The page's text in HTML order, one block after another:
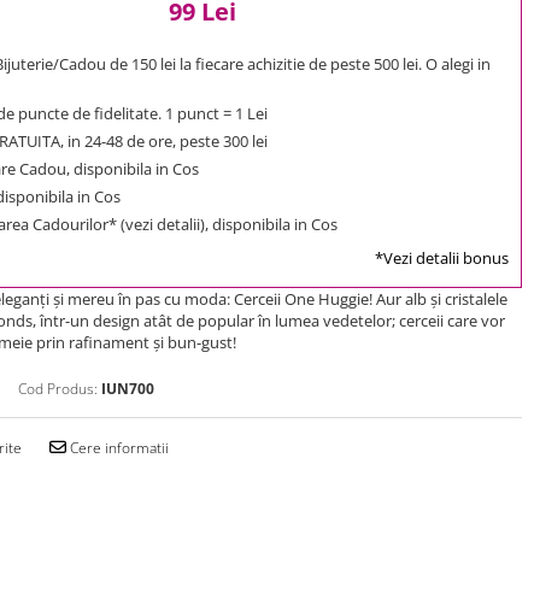
99 Lei
Cadou de 150 lei la fiecare achizitie de peste 500 lei. O alegi in
puncte de fidelitate. 1 punct = 1 Lei
in 24-48 de ore, peste 300 lei
Cadou, disponibila in Cos
in Cos
Cadourilor* (vezi detalii), disponibila in Cos
*Vezi detalii bonus
şi mereu în pas cu moda: Cerceii One Huggie! Aur alb şi cristalele
într-un design atât de popular în lumea vedetelor; cerceii care vor
prin rafinament şi bun-gust!
Cod Produs: IUN700
Cere informatii